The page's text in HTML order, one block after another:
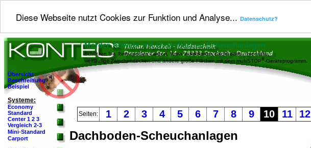
Diese Webseite nutzt Cookies zur Funktion und Analyse... Datenschutz?
Marder-Abwehr mit Grossflächen-Scheuchanlagen
Schützen Sie Ihren großen Carport, Ihren verwinkelten Dachboden, Ihre Halle,
weitläufige Zwischendecken und andere große Flächen mit dem multiSTOP®-Geräteprogramm.
Übersicht
Beschreibung
Beispiel
Systeme:
Economy
Standard
Center 1 2 3
Vergleich 2-3
Mini-Standard
Carport
Seiten: 1 2 3 4 5 6 7 8 9 10 11 12
Dachboden-Scheuchanlagen